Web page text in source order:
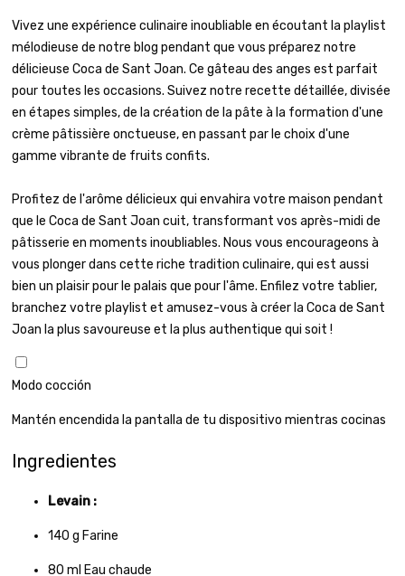
Vivez une expérience culinaire inoubliable en écoutant la playlist
mélodieuse de notre blog pendant que vous préparez notre
délicieuse Coca de Sant Joan. Ce gâteau des anges est parfait
pour toutes les occasions. Suivez notre recette détaillée, divisée
en étapes simples, de la création de la pâte à la formation d'une
crème pâtissière onctueuse, en passant par le choix d'une
gamme vibrante de fruits confits.
Profitez de l'arôme délicieux qui envahira votre maison pendant
que le Coca de Sant Joan cuit, transformant vos après-midi de
pâtisserie en moments inoubliables. Nous vous encourageons à
vous plonger dans cette riche tradition culinaire, qui est aussi
bien un plaisir pour le palais que pour l'âme. Enfilez votre tablier,
branchez votre playlist et amusez-vous à créer la Coca de Sant
Joan la plus savoureuse et la plus authentique qui soit !
Modo cocción
Mantén encendida la pantalla de tu dispositivo mientras cocinas
Ingredientes
Levain :
140 g Farine
80 ml Eau chaude